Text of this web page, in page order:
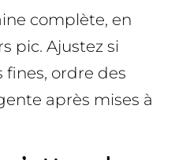
complète, en
pic. Ajustez si
fines, ordre des
après mises à